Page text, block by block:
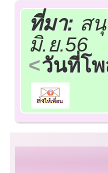
ที่มา: ส
มิ.ย.56
วันที่โ